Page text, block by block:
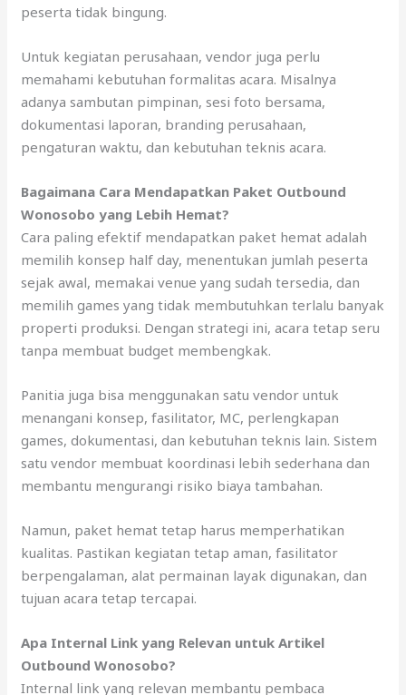
peserta tidak bingung.
Untuk kegiatan perusahaan, vendor juga perlu
memahami kebutuhan formalitas acara. Misalnya
adanya sambutan pimpinan, sesi foto bersama,
dokumentasi laporan, branding perusahaan,
pengaturan waktu, dan kebutuhan teknis acara.
Bagaimana Cara Mendapatkan Paket Outbound
Wonosobo yang Lebih Hemat?
Cara paling efektif mendapatkan paket hemat adalah
memilih konsep half day, menentukan jumlah peserta
sejak awal, memakai venue yang sudah tersedia, dan
memilih games yang tidak membutuhkan terlalu banyak
properti produksi. Dengan strategi ini, acara tetap seru
tanpa membuat budget membengkak.
Panitia juga bisa menggunakan satu vendor untuk
menangani konsep, fasilitator, MC, perlengkapan
games, dokumentasi, dan kebutuhan teknis lain. Sistem
satu vendor membuat koordinasi lebih sederhana dan
membantu mengurangi risiko biaya tambahan.
Namun, paket hemat tetap harus memperhatikan
kualitas. Pastikan kegiatan tetap aman, fasilitator
berpengalaman, alat permainan layak digunakan, dan
tujuan acara tetap tercapai.
Apa Internal Link yang Relevan untuk Artikel
Outbound Wonosobo?
Internal link yang relevan membantu pembaca